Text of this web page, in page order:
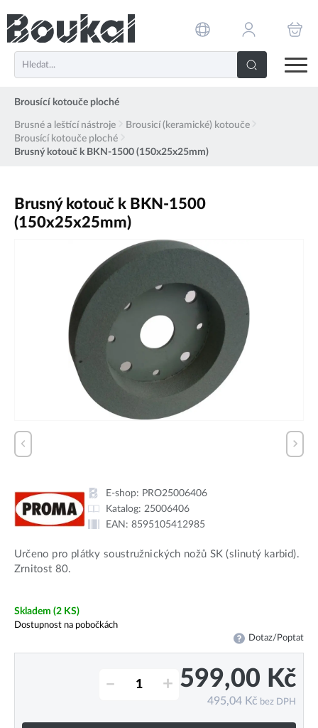
Brousící kotouče ploché
Brusné a leštící nástroje
Brousicí (keramické) kotouče
Brousící kotouče ploché
Brusný kotouč k BKN-1500 (150x25x25mm)
Brusný kotouč k BKN-1500
(150x25x25mm)
E-shop: PRO25006406
Katalog: 25006406
EAN: 8595105412985
Určeno pro plátky soustružnických nožů SK (slinutý karbid).
Zrnitost 80.
Skladem (2 KS)
Dostupnost na pobočkách
Dotaz/Poptat
– + 599,00 Kč
495,04 Kč bez DPH